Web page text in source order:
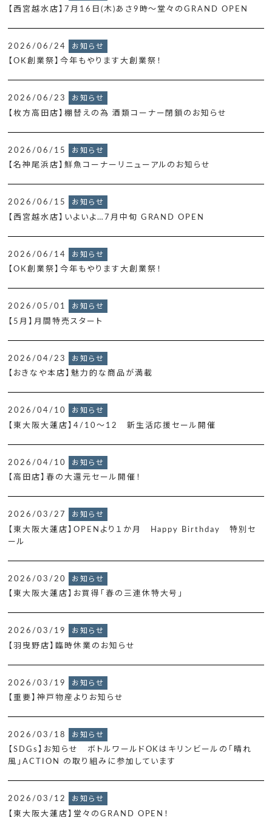
【西宮越水店】7月16日(木)あさ9時～堂々のGRAND OPEN
2026/06/24 お知らせ
【OK創業祭】今年もやります大創業祭！
2026/06/23 お知らせ
【枚方高田店】棚替えの為 酒類コーナー閉鎖のお知らせ
2026/06/15 お知らせ
【名神尾浜店】鮮魚コーナーリニューアルのお知らせ
2026/06/15 お知らせ
【西宮越水店】いよいよ…7月中旬 GRAND OPEN
2026/06/14 お知らせ
【OK創業祭】今年もやります大創業祭！
2026/05/01 お知らせ
【5月】月間特売スタート
2026/04/23 お知らせ
【おきなや本店】魅力的な商品が満載
2026/04/10 お知らせ
【東大阪大蓮店】4/10～12 新生活応援セール開催
2026/04/10 お知らせ
【高田店】春の大還元セール開催！
2026/03/27 お知らせ
【東大阪大蓮店】OPENより１か月 Happy Birthday 特別セ
ール
2026/03/20 お知らせ
【東大阪大蓮店】お買得「春の三連休特大号」
2026/03/19 お知らせ
【羽曳野店】臨時休業のお知らせ
2026/03/19 お知らせ
【重要】神戸物産よりお知らせ
2026/03/18 お知らせ
【SDGs】お知らせ ボトルワールドOKはキリンビールの「晴れ
風」ACTION の取り組みに参加しています
2026/03/12 お知らせ
【東大阪大蓮店】堂々のGRAND OPEN！